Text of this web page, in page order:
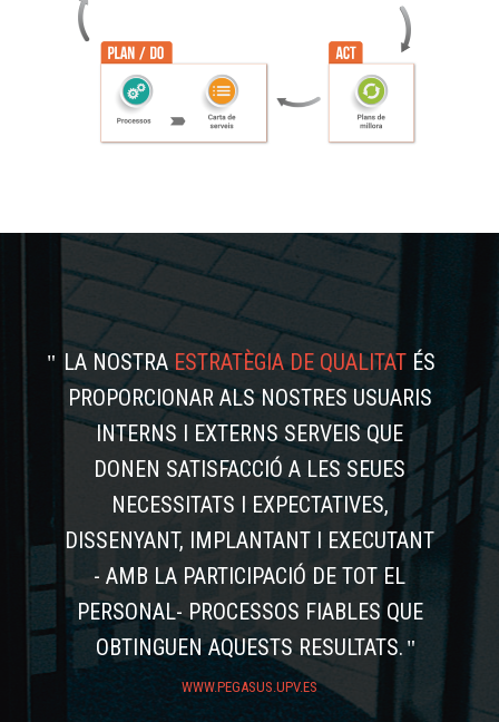
LA NOSTRAESTRATÈGIA DE QUALITAT ÉS
PROPORCIONAR ALS NOSTRES USUARIS
INTERNS I EXTERNS SERVEIS QUE
DONEN SATISFACCIÓ A LES SEUES
NECESSITATS I EXPECTATIVES,
DISSENYANT, IMPLANTANT I EXECUTANT
- AMB LA PARTICIPACIÓ DE TOT EL
PERSONAL- PROCESSOS FIABLES QUE
OBTINGUEN AQUESTS RESULTATS.
WWW.PEGASUS.UPV.ES